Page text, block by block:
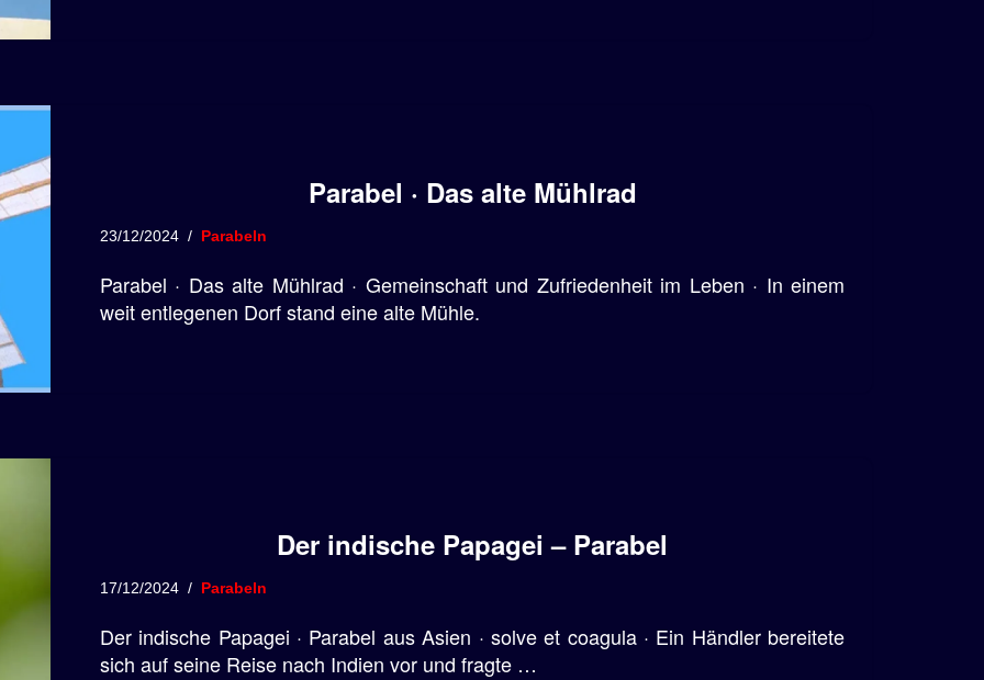
Parabel · Das alte Mühlrad
23/12/2024 Parabeln
Parabel · Das alte Mühlrad · Gemeinschaft und Zufriedenheit im Leben · In einem
weit entlegenen Dorf stand eine alte Mühle.
Der indische Papagei – Parabel
17/12/2024 Parabeln
Der indische Papagei · Parabel aus Asien · solve et coagula · Ein Händler bereitete
sich auf seine Reise nach Indien vor und fragte …